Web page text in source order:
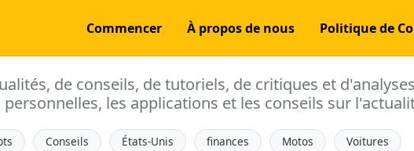
Commencer À propos de nous Politique de
de conseils, de tutoriels, de critiques et
les applications et les conseils sur
Conseils États-Unis finances Motos Voitures